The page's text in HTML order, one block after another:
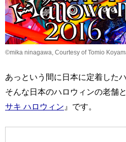
©mika ninagawa, Courtesy of Tomio
あっという間に日本に定着した
そんな日本のハロウィンの老舗
サキ ハロウィン 』です。